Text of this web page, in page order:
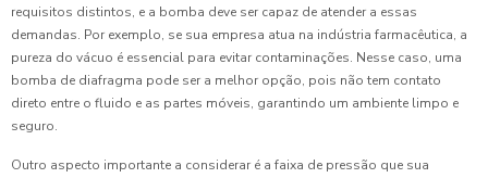
requisitos distintos, e a bomba deve ser capaz de atender a essas
demandas. Por exemplo, se sua empresa atua na indústria farmacêutica, a
pureza do vácuo é essencial para evitar contaminações. Nesse caso, uma
bomba de diafragma pode ser a melhor opção, pois não tem contato
direto entre o fluido e as partes móveis, garantindo um ambiente limpo e
seguro.
Outro aspecto importante a considerar é a faixa de pressão que sua